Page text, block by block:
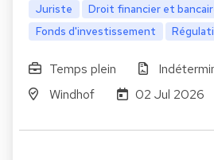
Juriste
Droit financier et
Fonds d'investissement
Temps plein
Windhof
02 Jul 2026